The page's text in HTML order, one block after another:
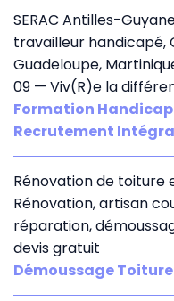
SERAC Antilles-
travailleur handicapé,
Guadeloupe,
09 — Viv(R)e la
Formation
Recrutement
Rénovation de toiture
Rénovation, artisan
réparation,
devis gratuit
Démoussage Toiture